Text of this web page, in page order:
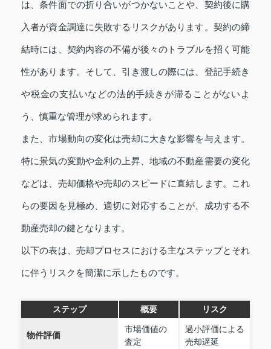
は、条件面での折り合いがつかないことや、契約後に購
入者が資金調達に失敗するリスクがあります。契約の締
結時には、契約内容の不備が後々のトラブルを招く可能
性があります。そして、引き渡しの際には、登記手続き
や税金の支払いなどの法的手続きが滞ることがないよ
う、慎重な管理が求められます。
また、市場動向の変化は売却に大きな影響を与えます。
特に景気の変動や金利の上昇、地域の不動産需要の変化
などは、売却価格や売却のスピードに直結します。これ
らの要因を見極め、適切に対応することが、成功する不
動産売却の鍵となります。
以下の表は、売却プロセスにおける主なステップとそれ
に伴うリスクを簡潔に示したものです。
ステップ 概要 リスク
物件評価
市場価値の
査定
過小評価による
売却遅延